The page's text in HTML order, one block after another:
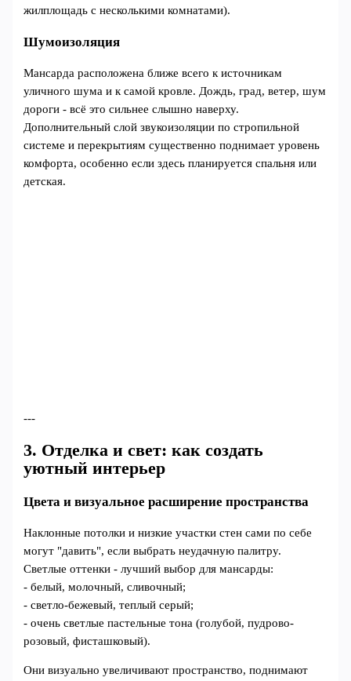
жилплощадь с несколькими комнатами).
Шумоизоляция
Мансарда расположена ближе всего к источникам
уличного шума и к самой кровле. Дождь, град, ветер, шум
дороги - всё это сильнее слышно наверху.
Дополнительный слой звукоизоляции по стропильной
системе и перекрытиям существенно поднимает уровень
комфорта, особенно если здесь планируется спальня или
детская.
---
3. Отделка и свет: как создать
уютный интерьер
Цвета и визуальное расширение пространства
Наклонные потолки и низкие участки стен сами по себе
могут "давить", если выбрать неудачную палитру.
Светлые оттенки - лучший выбор для мансарды:
- белый, молочный, сливочный;
- светло-бежевый, теплый серый;
- очень светлые пастельные тона (голубой, пудрово-
розовый, фисташковый).
Они визуально увеличивают пространство, поднимают